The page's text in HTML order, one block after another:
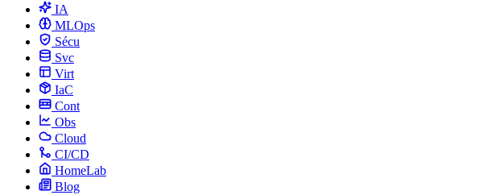
IA
MLOps
Sécu
Svc
Virt
IaC
Cont
Obs
Cloud
CI/CD
HomeLab
Blog